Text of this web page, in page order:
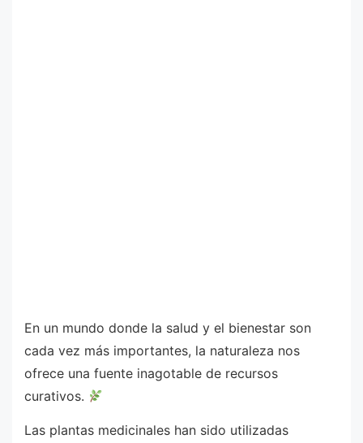
En un mundo donde la salud y el bienestar son
cada vez más importantes, la naturaleza nos
ofrece una fuente inagotable de recursos
curativos.
Las plantas medicinales han sido utilizadas